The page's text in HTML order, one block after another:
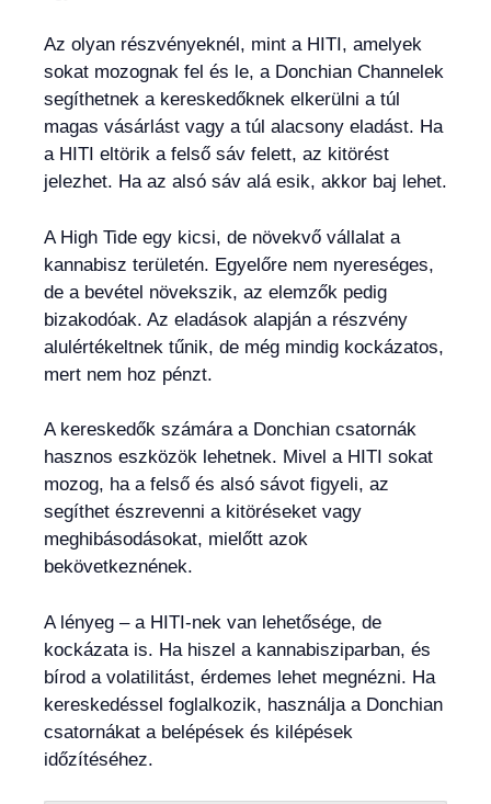
Az olyan részvényeknél, mint a HITI, amelyek
sokat mozognak fel és le, a Donchian Channelek
segíthetnek a kereskedőknek elkerülni a túl
magas vásárlást vagy a túl alacsony eladást. Ha
a HITI eltörik a felső sáv felett, az kitörést
jelezhet. Ha az alsó sáv alá esik, akkor baj lehet.
A High Tide egy kicsi, de növekvő vállalat a
kannabisz területén. Egyelőre nem nyereséges,
de a bevétel növekszik, az elemzők pedig
bizakodóak. Az eladások alapján a részvény
alulértékeltnek tűnik, de még mindig kockázatos,
mert nem hoz pénzt.
A kereskedők számára a Donchian csatornák
hasznos eszközök lehetnek. Mivel a HITI sokat
mozog, ha a felső és alsó sávot figyeli, az
segíthet észrevenni a kitöréseket vagy
meghibásodásokat, mielőtt azok
bekövetkeznének.
A lényeg – a HITI-nek van lehetősége, de
kockázata is. Ha hiszel a kannabisziparban, és
bírod a volatilitást, érdemes lehet megnézni. Ha
kereskedéssel foglalkozik, használja a Donchian
csatornákat a belépések és kilépések
időzítéséhez.